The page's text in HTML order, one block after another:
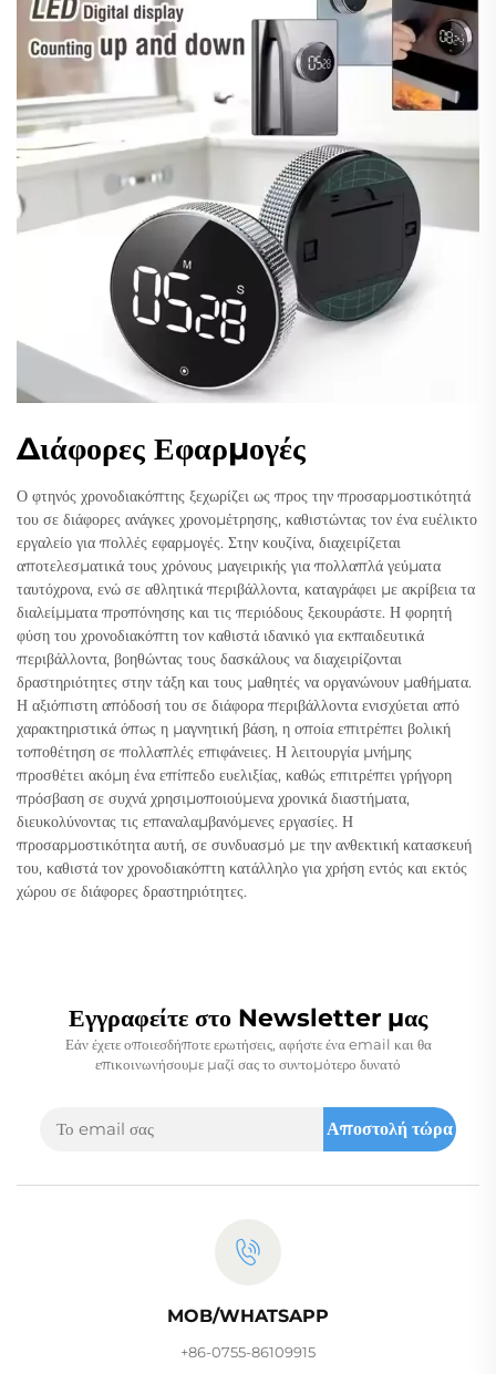
Διάφορες Εφαρμογές
Ο φτηνός χρονοδιακόπτης ξεχωρίζει ως προς την προσαρμοστικότητά
του σε διάφορες ανάγκες χρονομέτρησης, καθιστώντας τον ένα ευέλικτο
εργαλείο για πολλές εφαρμογές. Στην κουζίνα, διαχειρίζεται
αποτελεσματικά τους χρόνους μαγειρικής για πολλαπλά γεύματα
ταυτόχρονα, ενώ σε αθλητικά περιβάλλοντα, καταγράφει με ακρίβεια τα
διαλείμματα προπόνησης και τις περιόδους ξεκουράστε. Η φορητή
φύση του χρονοδιακόπτη τον καθιστά ιδανικό για εκπαιδευτικά
περιβάλλοντα, βοηθώντας τους δασκάλους να διαχειρίζονται
δραστηριότητες στην τάξη και τους μαθητές να οργανώνουν μαθήματα.
Η αξιόπιστη απόδοσή του σε διάφορα περιβάλλοντα ενισχύεται από
χαρακτηριστικά όπως η μαγνητική βάση, η οποία επιτρέπει βολική
τοποθέτηση σε πολλαπλές επιφάνειες. Η λειτουργία μνήμης
προσθέτει ακόμη ένα επίπεδο ευελιξίας, καθώς επιτρέπει γρήγορη
πρόσβαση σε συχνά χρησιμοποιούμενα χρονικά διαστήματα,
διευκολύνοντας τις επαναλαμβανόμενες εργασίες. Η
προσαρμοστικότητα αυτή, σε συνδυασμό με την ανθεκτική κατασκευή
του, καθιστά τον χρονοδιακόπτη κατάλληλο για χρήση εντός και εκτός
χώρου σε διάφορες δραστηριότητες.
Εγγραφείτε στο Newsletter μας
Εάν έχετε οποιεσδήποτε ερωτήσεις, αφήστε ένα email και θα
επικοινωνήσουμε μαζί σας το συντομότερο δυνατό
Αποστολή τώρα
MOB/WHATSAPP
+86-0755-86109915